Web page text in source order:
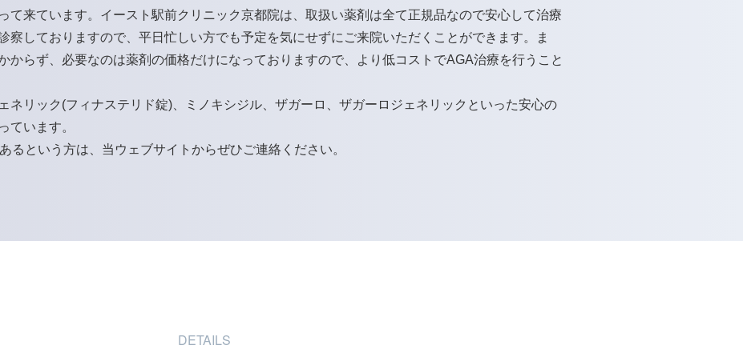
て来ています。イースト駅前クリニック京都院は、取扱い薬剤は全て正規品なので安心して治療
察しておりますので、平日忙しい方でも予定を気にせずにご来院いただくことができます。ま
からず、必要なのは薬剤の価格だけになっておりますので、より低コストでAGA治療を行うこと
ネリック(フィナステリド錠) ミノキシジル ザガーロ ザガーロジェネリック といった安心の
ています。
るという方は、当ウェブサイトからぜひご連絡ください。
DETAILS